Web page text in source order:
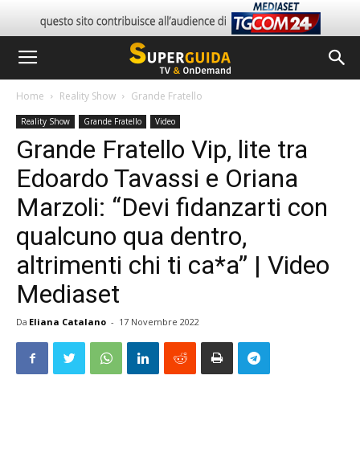
Home Reality Show Grande Fratello
Reality Show Grande Fratello Video
Grande Fratello Vip, lite tra
Edoardo Tavassi e Oriana
Marzoli: “Devi fidanzarti con
qualcuno qua dentro,
altrimenti chi ti ca*a” | Video
Mediaset
Da Eliana Catalano - 17 Novembre 2022